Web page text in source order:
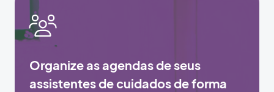
Organize as agendas de seus
assistentes de cuidados de forma